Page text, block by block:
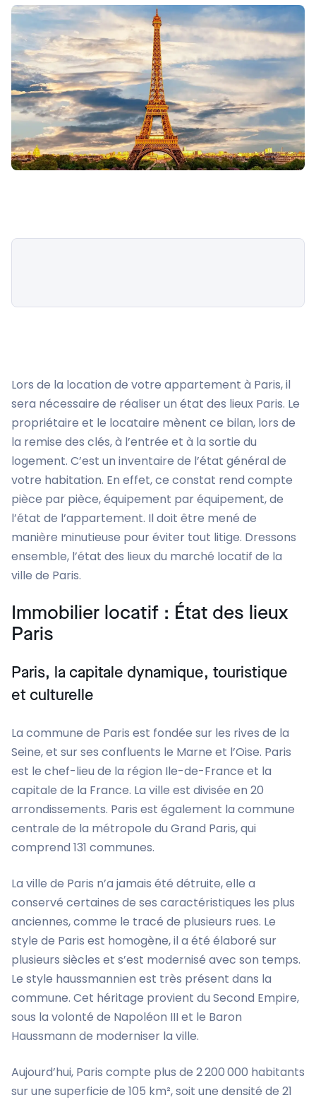
Lors de la location de votre appartement à Paris, il
sera nécessaire de réaliser un état des lieux Paris. Le
propriétaire et le locataire mènent ce bilan, lors de
la remise des clés, à l’entrée et à la sortie du
logement. C’est un inventaire de l’état général de
votre habitation. En effet, ce constat rend compte
pièce par pièce, équipement par équipement, de
l’état de l’appartement. Il doit être mené de
manière minutieuse pour éviter tout litige. Dressons
ensemble, l’état des lieux du marché locatif de la
ville de Paris.
Immobilier locatif : État des lieux
Paris
Paris, la capitale dynamique, touristique
et culturelle
La commune de Paris est fondée sur les rives de la
Seine, et sur ses confluents le Marne et l’Oise. Paris
est le chef-lieu de la région Ile-de-France et la
capitale de la France. La ville est divisée en 20
arrondissements. Paris est également la commune
centrale de la métropole du Grand Paris, qui
comprend 131 communes.
La ville de Paris n’a jamais été détruite, elle a
conservé certaines de ses caractéristiques les plus
anciennes, comme le tracé de plusieurs rues. Le
style de Paris est homogène, il a été élaboré sur
plusieurs siècles et s’est modernisé avec son temps.
Le style haussmannien est très présent dans la
commune. Cet héritage provient du Second Empire,
sous la volonté de Napoléon III et le Baron
Haussmann de moderniser la ville.
Aujourd’hui, Paris compte plus de 2 200 000 habitants
sur une superficie de 105 km², soit une densité de 21